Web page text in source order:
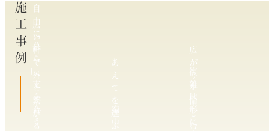
施工事例
広
い
軒
で
外
と
繋
が
る
あ
え
て
を
選
広
が
り
を
愉
し
自
由
に
暮
ら
し、
支
え
合
う
空
複
雑
地
形